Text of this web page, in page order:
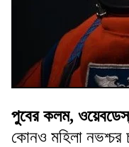
পুবের কলম,
কোনও মহিলা নভশ্চর